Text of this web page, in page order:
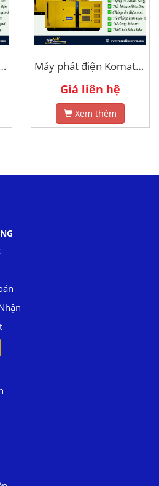
200kva
Máy phát điện Komatsu 45kva
Giá liên hệ
Xem thêm